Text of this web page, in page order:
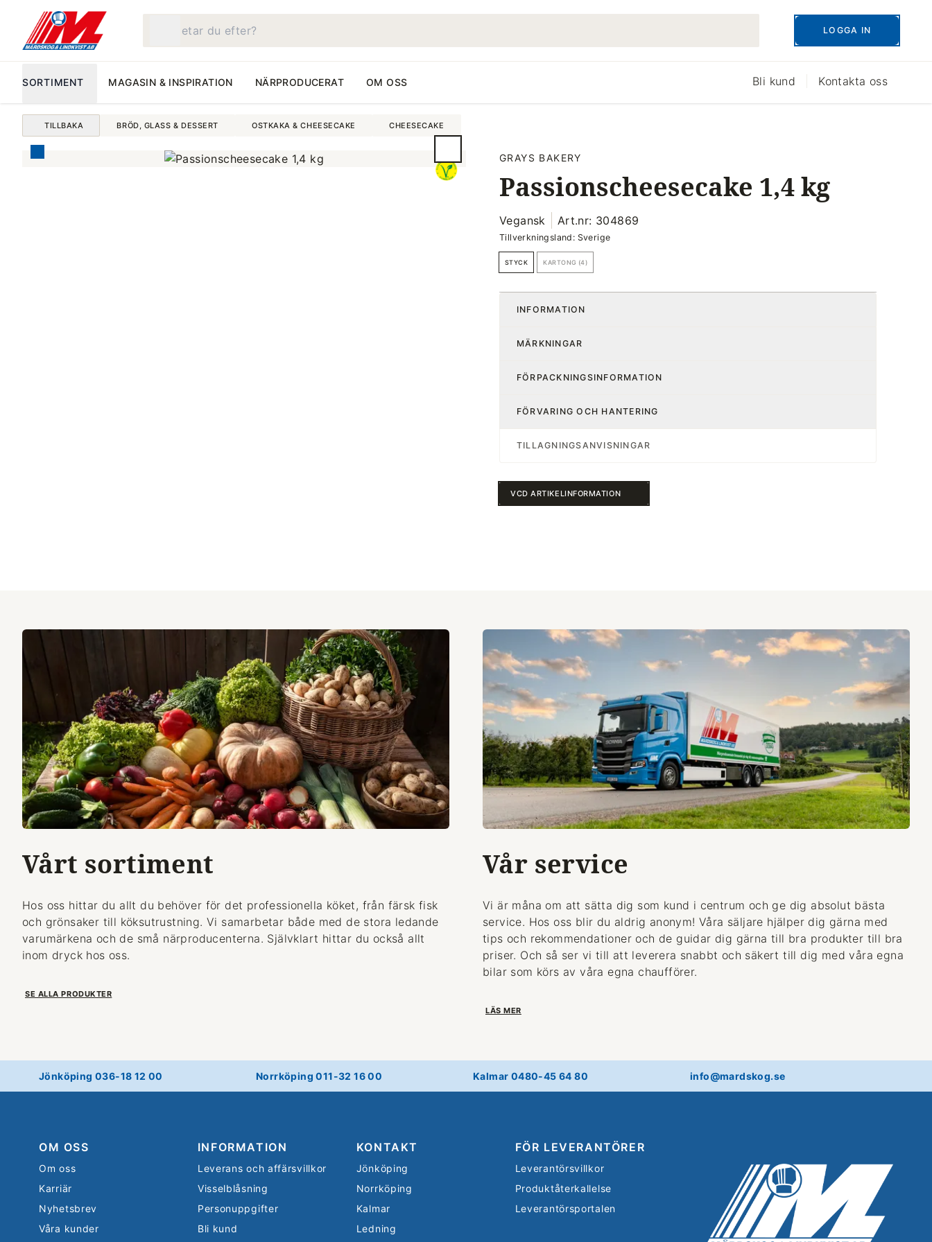
LOGGA IN
SORTIMENT MAGASIN & INSPIRATION NÄRPRODUCERAT OM OSS Bli kund Kontakta oss
TILLBAKA BRÖD, GLASS & DESSERT OSTKAKA & CHEESECAKE CHEESECAKE
GRAYS BAKERY
Passionscheesecake 1,4 kg
Vegansk Art.nr: 304869
Tillverkningsland: Sverige
STYCK KARTONG (4)
INFORMATION
MÄRKNINGAR
FÖRPACKNINGSINFORMATION
FÖRVARING OCH HANTERING
TILLAGNINGSANVISNINGAR
VCD ARTIKELINFORMATION
Vårt sortiment
Hos oss hittar du allt du behöver för det professionella köket, från färsk fisk
och grönsaker till köksutrustning. Vi samarbetar både med de stora ledande
varumärkena och de små närproducenterna. Självklart hittar du också allt
inom dryck hos oss.
SE ALLA PRODUKTER
Vår service
Vi är måna om att sätta dig som kund i centrum och ge dig absolut bästa
service. Hos oss blir du aldrig anonym! Våra säljare hjälper dig gärna med
tips och rekommendationer och de guidar dig gärna till bra produkter till bra
priser. Och så ser vi till att leverera snabbt och säkert till dig med våra egna
bilar som körs av våra egna chaufförer.
LÄS MER
Jönköping 036-18 12 00 Norrköping 011-32 16 00 Kalmar 0480-45 64 80 info@mardskog.se
OM OSS
Om oss
Karriär
Nyhetsbrev
Våra kunder
INFORMATION
Leverans och affärsvillkor
Visselblåsning
Personuppgifter
Bli kund
KONTAKT
Jönköping
Norrköping
Kalmar
Ledning
FÖR LEVERANTÖRER
Leverantörsvillkor
Produktåterkallelse
Leverantörsportalen